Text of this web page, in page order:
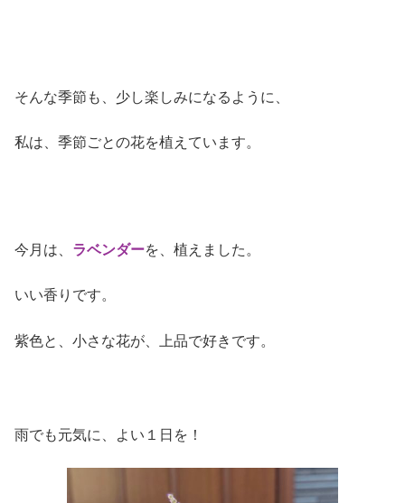
そんな季節も、少し楽しみになるように、
私は、季節ごとの花を植えています。
今月は、 ラベンダーを、植えました。
いい香りです。
紫色と、小さな花が、上品で好きです。
雨でも元気に、よい１日を！